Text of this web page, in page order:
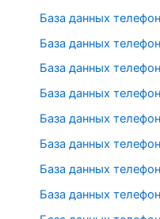
База данных
База данных
База данных
База данных
База данных
База данных
База данных
База данных